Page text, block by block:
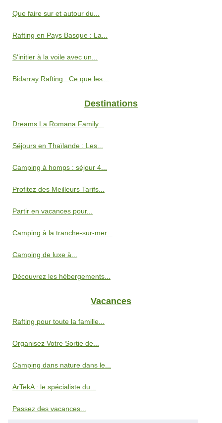
Que faire sur et autour du...
Rafting en Pays Basque : La...
S'initier à la voile avec un...
Bidarray Rafting : Ce que les...
Destinations
Dreams La Romana Family...
Séjours en Thaïlande : Les...
Camping à homps : séjour 4...
Profitez des Meilleurs Tarifs...
Partir en vacances pour...
Camping à la tranche-sur-mer...
Camping de luxe à...
Découvrez les hébergements...
Vacances
Rafting pour toute la famille...
Organisez Votre Sortie de...
Camping dans nature dans le...
ArTekA : le spécialiste du...
Passez des vacances...